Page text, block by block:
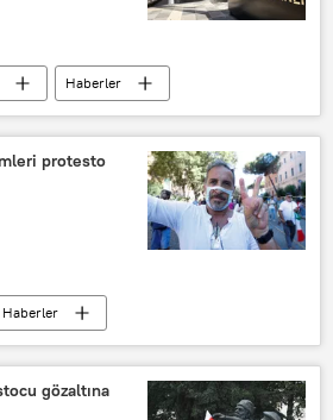
Haberler
Kudüs
İsrailprotesto
Haberler
İtalya
gözaltına